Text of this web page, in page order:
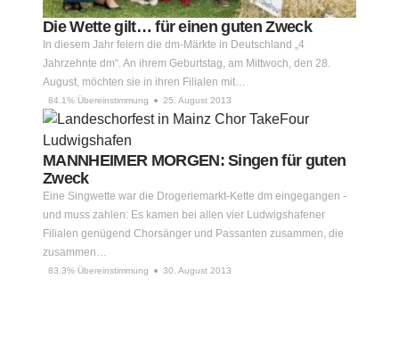
Die Wette gilt… für einen guten Zweck
In diesem Jahr feiern die dm-Märkte in Deutschland „4
Jahrzehnte dm“. An ihrem Geburtstag, am Mittwoch, den 28.
August, möchten sie in ihren Filialen mit…
84.1% Übereinstimmung 25. August 2013
MANNHEIMER MORGEN: Singen für guten
Zweck
Eine Singwette war die Drogeriemarkt-Kette dm eingegangen -
und muss zahlen: Es kamen bei allen vier Ludwigshafener
Filialen genügend Chorsänger und Passanten zusammen, die
zusammen…
83.3% Übereinstimmung 30. August 2013